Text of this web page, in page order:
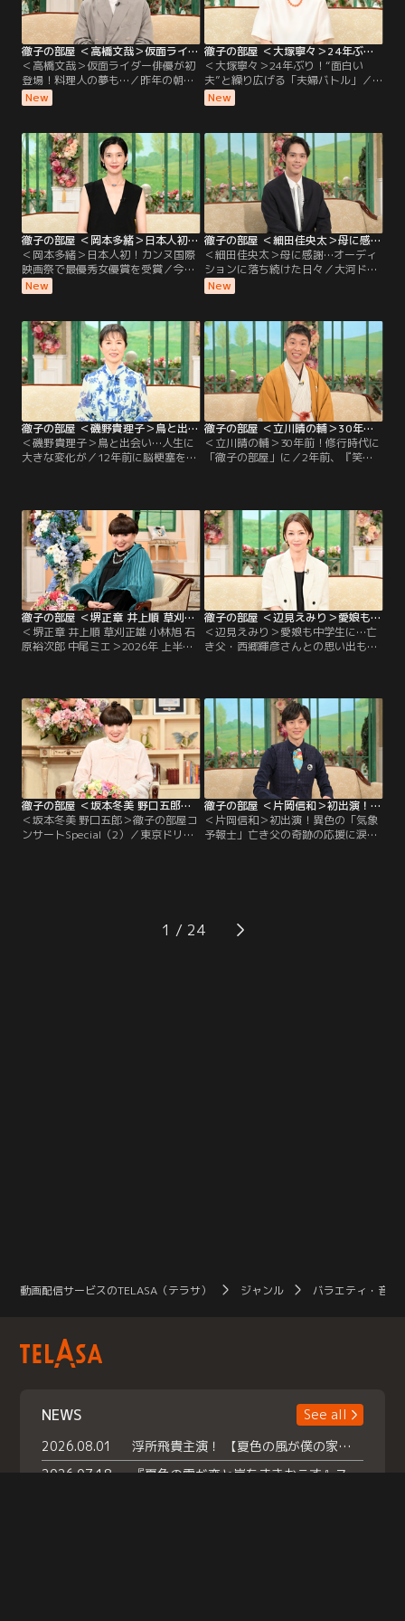
徹子の部屋 ＜高橋文哉＞仮面ライダー俳優が初登場！料理人の夢も…（2026/08/06放送分）
＜高橋文哉＞仮面ライダー俳優が初
登場！料理人の夢も…／昨年の朝ド
ラ「あんぱん」に出演し話題になっ
た若手実力派俳優の高橋文哉さんが
ワン」で令和初の仮面ライダーに抜
擢されて俳優デビューし、子どもた
ちから大人気に！特別に変身ポーズ
を披露してもらう一幕も！朝ドラ出
演の反響や、撮影での苦労について
も伺う。
New
徹子の部屋 ＜大塚寧々＞24年ぶり！“面白い夫”と繰り広げる「夫婦バトル」（2026/08/05放送分）
＜大塚寧々＞24年ぶり！“面白い
夫”と繰り広げる「夫婦バトル」／
なんと24年ぶりの出演！透明感のあ
る独特の魅力で、ドラマや映画で活
さんは黒柳と小中高が同じ学校で、
自慢の後輩！現在58歳になる大塚さ
んの初出演は28年前、人生で最大
に“太っていた”という理由が…！？
2002年に結婚した夫は、俳優の田辺
誠一さん。
New
徹子の部屋 ＜岡本多緒＞日本人初！カンヌ国際映画祭で最優秀女優賞を受賞（2026/08/04放送分）
＜岡本多緒＞日本人初！カンヌ国際
映画祭で最優秀女優賞を受賞／今日
のゲストは、モデル・俳優として世
界で活躍する岡本多緒さん。映画
初となるカンヌ国際映画祭の最優秀
女優賞を受賞する快挙を成し遂げ
た。パリ、ニューヨーク、ミラノ、
ロンドンの世界4大コレクションで
活躍するトップモデルだが…。
New
徹子の部屋 ＜細田佳央太＞母に感謝…オーディションに落ち続けた日々（2026/08/03放送分）
＜細田佳央太＞母に感謝…オーディ
ションに落ち続けた日々／大河ドラ
マや朝ドラなど話題作に次々と出演
し、注目を集める若手実力派俳優の
ドラ「あんぱん」や大河ドラマ「ど
うする家康」への出演で話題を呼ん
だ細田さんだが、実は4歳で自ら
「テレビの中に入りたい」と言い芸
能界入りしたという。
New
徹子の部屋 ＜磯野貴理子＞鳥と出会い…人生に大きな変化が（2026/07/31放送分）
＜磯野貴理子＞鳥と出会い…人生に
大きな変化が／12年前に脳梗塞を経
きになったことで、鳥の写真を撮ろ
うとカメラを始め、その写真を発表
するためにSNSも。そして様々な鳥
を観察するため、登山を始めるな
ど、人生が豊かになったと語る。ま
た、昨年は「終活」を始め…。
徹子の部屋 ＜立川晴の輔＞30年前！修行時代に「徹子の部屋」に（2026/07/30放送分）
＜立川晴の輔＞30年前！修行時代に
「徹子の部屋」に／2年前、『笑
の落語に衝撃を受け、在学中の4年
間、毎月独演会に通った。卒業後、
弟子入りをしたが、その修行時代は
過酷。
徹子の部屋 ＜堺正章 井上順 草刈正雄 小林旭 石原裕次郎 中尾ミエ＞2026年 上半期傑作選（3）（2026/07/29放送分）
＜堺正章 井上順 草刈正雄 小林旭 石
原裕次郎 中尾ミエ＞2026年 上半期
名コンビ！60年来の友人、堺正章さ
んと井上順さんの出会いは10代。初
対面では…！？草刈正雄さんは、顔
も知らなかったアメリカ人のお父様
の消息を求めて渡米したお話を。
徹子の部屋 ＜辺見えみり＞愛娘も中学生に…亡き父・西郷輝彦さんとの思い出も（2026/07/28放送分）
＜辺見えみり＞愛娘も中学生に…亡
き父・西郷輝彦さんとの思い出も／
記をプレゼントされ、それは今でも
大切に持っているという。 そんな娘
も今年中学に進み、母親思いの子に
育っているらしい。 一方、えみりさ
んが4歳の時に両親が離婚…。
徹子の部屋 ＜坂本冬美 野口五郎＞徹子の部屋コンサートSpecial（2）（2026/07/27放送分）
＜坂本冬美 野口五郎＞徹子の部屋コ
ンサートSpecial（2）／東京ドリー
桜お七」を意外なエピソードを交え
て熱唱！？野口五郎さんはアカペラ
徹子の部屋 ＜片岡信和＞初出演！異色の「気象予報士」亡き父の奇跡の応援に涙（2026/07/24放送分）
＜片岡信和＞初出演！異色の「気象
予報士」亡き父の奇跡の応援に涙／
がきっかけだったが…大学3年の
時、俳優として芸能界入りした片岡
1
動画配信サービスのTELASA（テラサ） ジャンル バラエティ・音楽
NEWS
See all
2026.08.01
浮所飛貴主演！ 【夏色の風が僕の家にやってきた】 本日よりテラサで独占配信スタート！
2026.07.18
『夏色の雲が恋と嵐をまきおこす』スペシャルメイキング 【Part1】2026年７月18日（土）23時30分～配信スタート！話題のシーンの裏側を大公開！豪華キャスト大集合！ 『武宮家 真夏の家族会議』開催！